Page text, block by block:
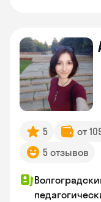
5 от
5 отзывов